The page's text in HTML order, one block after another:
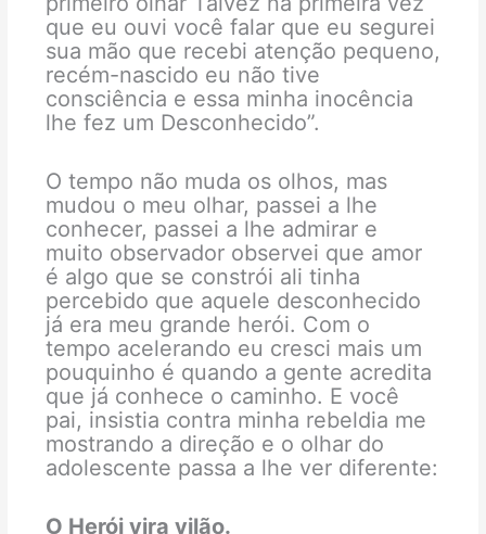
que eu ouvi você falar que eu segurei
sua mão que recebi atenção pequeno,
recém-nascido eu não tive
consciência e essa minha inocência
lhe fez um Desconhecido”.
O tempo não muda os olhos, mas
mudou o meu olhar, passei a lhe
conhecer, passei a lhe admirar e
muito observador observei que amor
é algo que se constrói ali tinha
percebido que aquele desconhecido
já era meu grande herói. Com o
tempo acelerando eu cresci mais um
pouquinho é quando a gente acredita
que já conhece o caminho. E você
pai, insistia contra minha rebeldia me
mostrando a direção e o olhar do
adolescente passa a lhe ver diferente:
O Herói vira vilão.